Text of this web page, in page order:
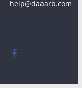
help@daaarb.com